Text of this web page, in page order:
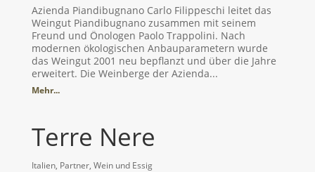
Azienda Piandibugnano Carlo Filippeschi leitet das
Weingut Piandibugnano zusammen mit seinem
Freund und Önologen Paolo Trappolini. Nach
modernen ökologischen Anbauparametern wurde
das Weingut 2001 neu bepflanzt und über die Jahre
erweitert. Die Weinberge der Azienda...
Mehr...
Terre Nere
Italien, Partner, Wein und Essig